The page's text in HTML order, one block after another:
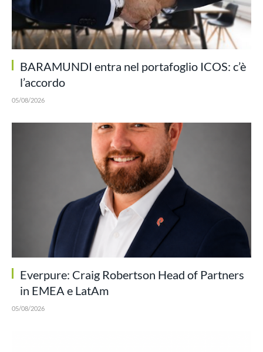
BARAMUNDI entra nel portafoglio ICOS: c’è
l’accordo
05/08/2026
Everpure: Craig Robertson Head of Partners
in EMEA e LatAm
05/08/2026